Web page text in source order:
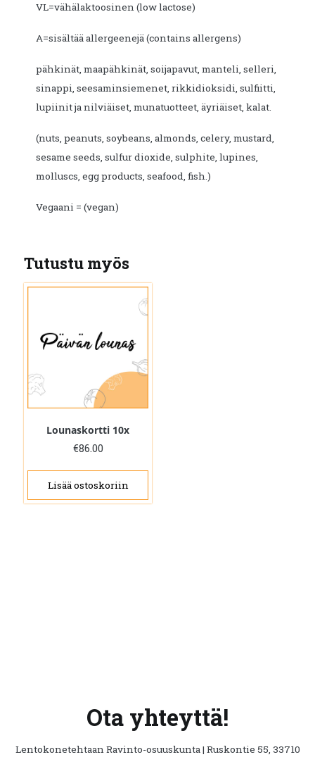
VL=vähälaktoosinen (low lactose)
A=sisältää allergeenejä (contains allergens)
pähkinät, maapähkinät, soijapavut, manteli, selleri,
sinappi, seesaminsiemenet, rikkidioksidi, sulfiitti,
lupiinit ja nilviäiset, munatuotteet, äyriäiset, kalat.
(nuts, peanuts, soybeans, almonds, celery, mustard,
sesame seeds, sulfur dioxide, sulphite, lupines,
molluscs, egg products, seafood, fish.)
Vegaani = (vegan)
Tutustu myös
Lounaskortti 10x
€86.00
Lisää ostoskoriin
Ota yhteyttä!
Lentokonetehtaan Ravinto-osuuskunta | Ruskontie 55, 33710